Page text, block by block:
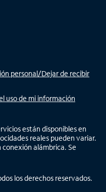
personal/Dejar de recibir
uso de mi información
están disponibles en
reales pueden variar.
alámbrica. Se
los derechos reservados.